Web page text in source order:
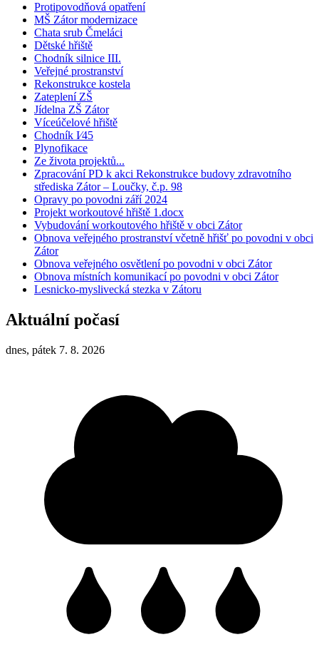
Protipovodňová opatření
MŠ Zátor modernizace
Chata srub Čmeláci
Dětské hřiště
Chodník silnice III.
Veřejné prostranství
Rekonstrukce kostela
Zateplení ZŠ
Jídelna ZŠ Zátor
Víceúčelové hřiště
Chodník I⁄45
Plynofikace
Ze života projektů...
Zpracování PD k akci Rekonstrukce budovy zdravotního
střediska Zátor – Loučky, č.p. 98
Opravy po povodni září 2024
Projekt workoutové hřiště 1.docx
Vybudování workoutového hřiště v obci Zátor
Obnova veřejného prostranství včetně hřišť po povodni v obci
Zátor
Obnova veřejného osvětlení po povodni v obci Zátor
Obnova místních komunikací po povodni v obci Zátor
Lesnicko-myslivecká stezka v Zátoru
Aktuální počasí
dnes, pátek 7. 8. 2026